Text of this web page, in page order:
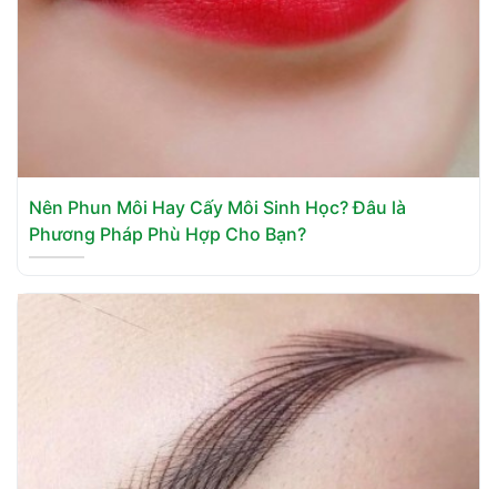
Nên Phun Môi Hay Cấy Môi Sinh Học? Đâu là
Phương Pháp Phù Hợp Cho Bạn?